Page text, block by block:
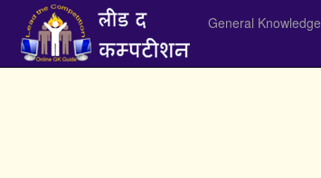
General Knowledge